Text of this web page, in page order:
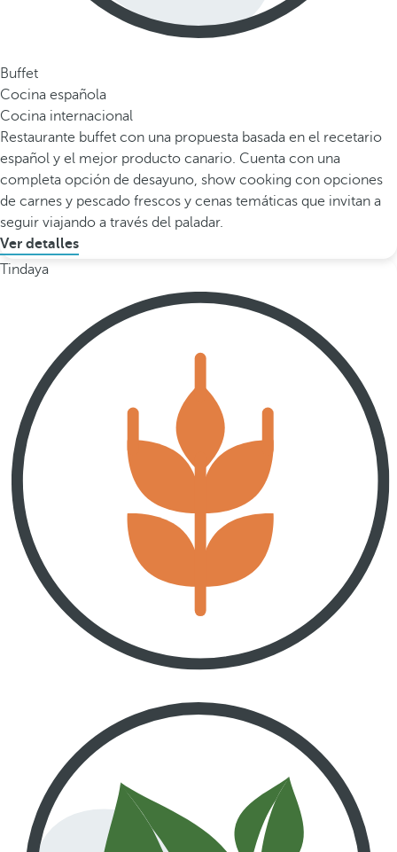
Buffet
Cocina española
Cocina internacional
Restaurante buffet con una propuesta basada en el recetario
español y el mejor producto canario. Cuenta con una
completa opción de desayuno, show cooking con opciones
de carnes y pescado frescos y cenas temáticas que invitan a
seguir viajando a través del paladar.
Ver detalles
Tindaya